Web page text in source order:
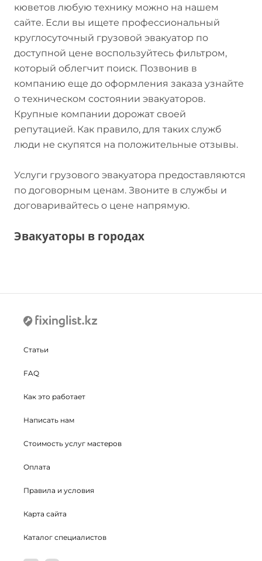
кюветов любую технику можно на нашем
сайте. Если вы ищете профессиональный
круглосуточный грузовой эвакуатор по
доступной цене воспользуйтесь фильтром,
который облегчит поиск. Позвонив в
компанию еще до оформления заказа узнайте
о техническом состоянии эвакуаторов.
Крупные компании дорожат своей
репутацией. Как правило, для таких служб
люди не скупятся на положительные отзывы.
Услуги грузового эвакуатора предоставляются
по договорным ценам. Звоните в службы и
договаривайтесь о цене напрямую.
Эвакуаторы в городах
Статьи
FAQ
Как это работает
Написать нам
Стоимость услуг мастеров
Оплата
Правила и условия
Карта сайта
Каталог специалистов